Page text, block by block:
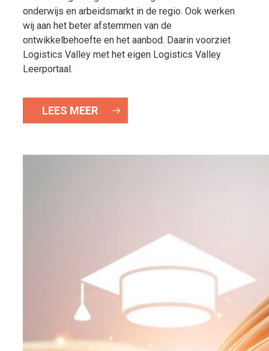
onderwijs en arbeidsmarkt in de regio. Ook werken
wij aan het beter afstemmen van de
ontwikkelbehoefte en het aanbod. Daarin voorziet
Logistics Valley met het eigen Logistics Valley
Leerportaal.
LEES MEER